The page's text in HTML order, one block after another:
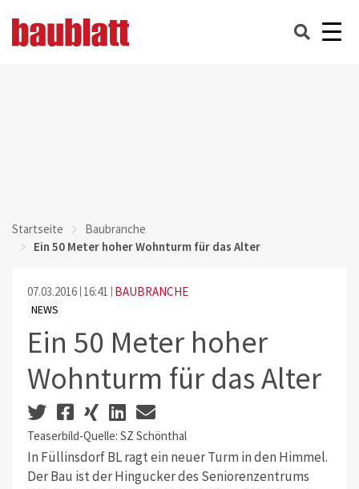
Startseite
Baubranche
Ein 50 Meter hoher Wohnturm für das Alter
07.03.2016 16:41 BAUBRANCHE
NEWS
Ein 50 Meter hoher
Wohnturm für das Alter
Teaserbild-Quelle: SZ Schönthal
In Füllinsdorf BL ragt ein neuer Turm in den Himmel.
Der Bau ist der Hingucker des Seniorenzentrums